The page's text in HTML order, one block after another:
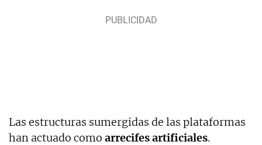
Las estructuras sumergidas de las plataformas
han actuado como arrecifesartificiales.